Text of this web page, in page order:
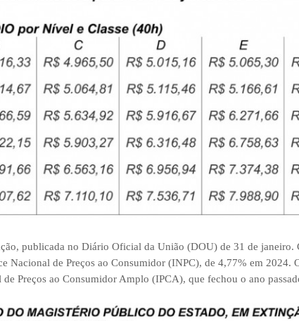
publicada no Diário Oficial da União (DOU) de 31 de janeiro.
Nacional de Preços ao Consumidor (INPC), de 4,77% em 2024.
Preços ao Consumidor Amplo (IPCA), que fechou o ano